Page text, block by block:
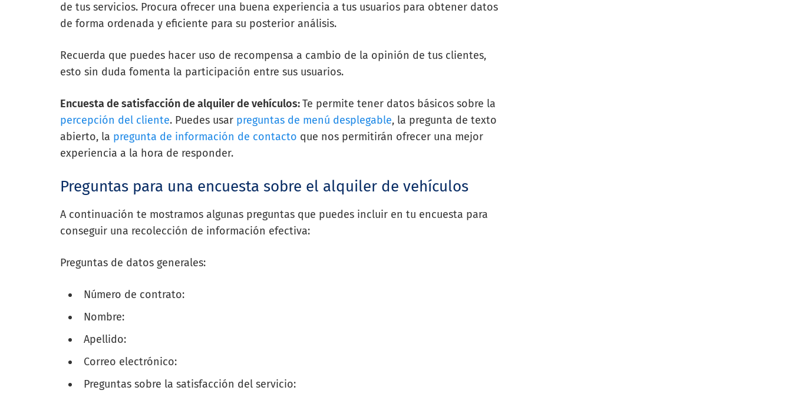
de tus servicios. Procura ofrecer una buena experiencia a tus usuarios para obtener datos
de forma ordenada y eficiente para su posterior análisis.
Recuerda que puedes hacer uso de recompensa a cambio de la opinión de tus clientes,
esto sin duda fomenta la participación entre sus usuarios.
Encuesta de satisfacción de alquiler de vehículos:Te permite tener datos básicos sobre la
percepción del cliente. Puedes usar preguntas de menú desplegable, la pregunta de texto
abierto, la pregunta de información de contacto que nos permitirán ofrecer una mejor
experiencia a la hora de responder.
Preguntas para una encuesta sobre el alquiler de vehículos
A continuación te mostramos algunas preguntas que puedes incluir en tu encuesta para
conseguir una recolección de información efectiva:
Preguntas de datos generales:
Número de contrato:
Nombre:
Apellido:
Correo electrónico:
Preguntas sobre la satisfacción del servicio: